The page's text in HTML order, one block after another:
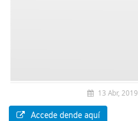
13 Abr, 2019
Accede dende aquí